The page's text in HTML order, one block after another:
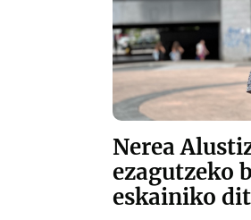
Nerea
ezagutzeko
eskainiko